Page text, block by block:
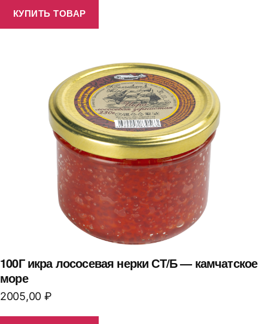
КУПИТЬ ТОВАР
100Г икра лососевая нерки СТ/Б — камчатское
море
2005,00 ₽